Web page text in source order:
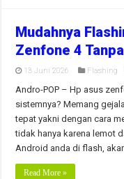
Mudahnya
Zenfone 4
13 Juni 2026 Flashing
Andro-POP – Hp asus
sistemnya? Memang
tepat yakni dengan cara
tidak hanya karena lemot
Android anda di flash,
Read More »